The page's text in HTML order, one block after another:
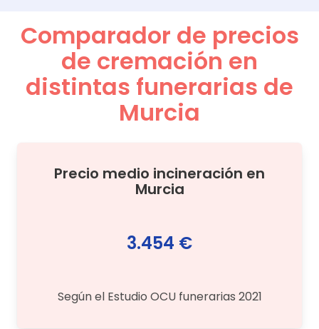
Comparador de precios
de cremación en
distintas funerarias de
Murcia
Precio medio incineración en
Murcia
3.454 €
Según el Estudio OCU funerarias 2021